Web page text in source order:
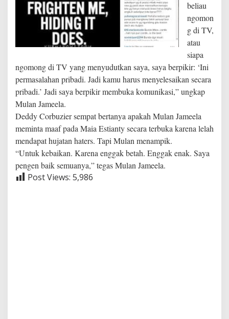
beliau
ngomon
g di TV,
atau
siapa
ngomong di TV yang menyudutkan saya, saya berpikir: ‘Ini
permasalahan pribadi. Jadi kamu harus menyelesaikan secara
pribadi.’ Jadi saya berpikir membuka komunikasi,” ungkap
Mulan Jameela.
Deddy Corbuzier sempat bertanya apakah Mulan Jameela
meminta maaf pada Maia Estianty secara terbuka karena lelah
mendapat hujatan haters. Tapi Mulan menampik.
“Untuk kebaikan. Karena enggak betah. Enggak enak. Saya
pengen baik semuanya,” tegas Mulan Jameela.
Post Views: 5,986